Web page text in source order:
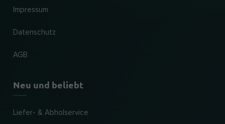
Impressum
Datenschutz
AGB
Neu und beliebt
Liefer- & Abholservice